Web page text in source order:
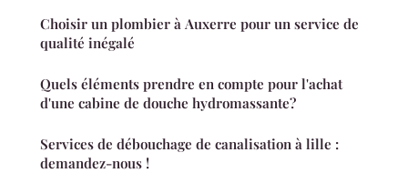
Choisir un plombier à Auxerre pour un service de
qualité inégalé
Quels éléments prendre en compte pour l'achat
d'une cabine de douche hydromassante?
Services de débouchage de canalisation à lille :
demandez-nous !